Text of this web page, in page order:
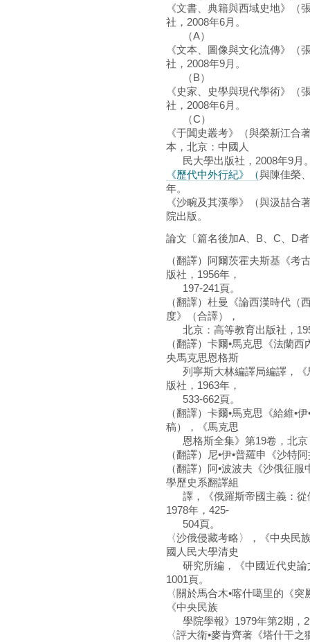
《文書、典籍與西域史地》（
社，2008年6月。
（A）
《文本、圖像與文化流傳》（
社，2008年9月。
（B）
《史家、史學與現代學術》（
社，2008年6月。
（C）
《于闐史叢考》（與榮新江合
本，北京：中國人
民大學出版社，2008年9月
《歷代中外行紀》（與陳佳榮
年。
《沙畹及其漢學》（與汲喆合
院出版。
論文〔篇名後加A、B、C、D
（翻譯）阿爾茨霍夫斯基《考
版社，1956年，
197-241頁。
（翻譯）杜曼《論西漢時代（
度》（合譯），
北京：高等教育出版社，
（翻譯）卡爾•馬克思《法蘭
央馬克思恩格斯
列寧斯大林編譯局編譯，《
版社，1963年，
533-662頁。
（翻譯）卡爾•馬克思《給維•
稿），《馬克思
恩格斯全集》第19卷，北京
（翻譯）尼•伊•普羅申《沙特
（翻譯）阿•波波夫《沙俄征
學歷史系翻譯組
譯，《俄羅斯帝國主義：從
1978年，425-
504頁。
〈沙俄侵藏考略〉，《中央民
國人民大學清史
研究所編，《中國近代史論
1001頁。
〈關於馬合木•喀什噶里的《
《中央民族
學院學報》1979年第2期，
〈評大衛•麥肯齊著《塔什干